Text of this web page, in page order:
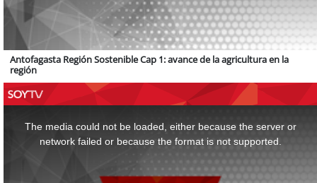
Antofagasta Región Sostenible Cap 1: avance de la agricultura en la
región
The media could not be loaded, either because the server or
network failed or because the format is not supported.